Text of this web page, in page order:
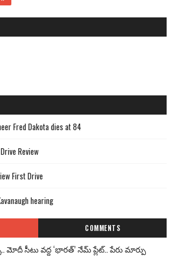
Fred Dakota dies at 84
Review
First Drive
hearing
COMMENTS
మోదీ సీటు వద్ద ‘భారత్’ నేమ్ ప్లేట్‌.. పేరు మార్పు